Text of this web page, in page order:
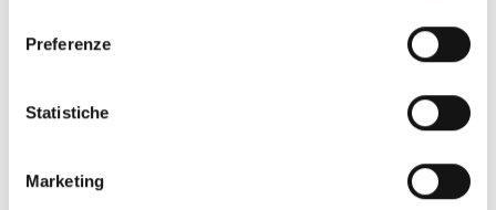
Preferenze
Statistiche
Marketing